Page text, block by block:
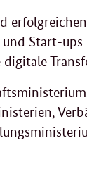
Start-